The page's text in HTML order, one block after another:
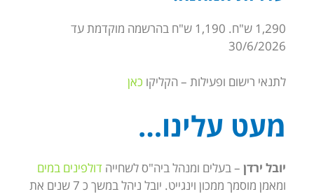
1,290 ש"ח. 1,190 ש"ח בהרשמה מוקדמת עד
30/6/2026
לתנאי רישום ופעילות – הקליקו כאן
מעט עלינו…
יובל ירדן – בעלים ומנהל ביה"ס לשחייה דולפינים במים
ומאמן מוסמך ממכון וינגייט. יובל ניהל במשך כ 7 שנים את